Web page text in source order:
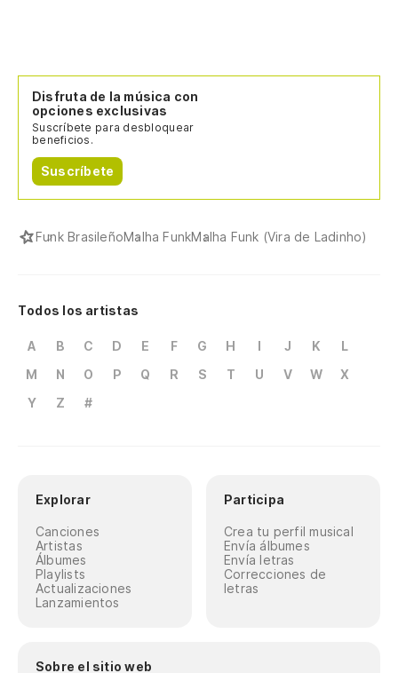
Disfruta de la música con
opciones exclusivas
Suscríbete para desbloquear
beneficios.
Suscríbete
Funk BrasileñoMalha FunkMalha Funk (Vira de Ladinho)
Todos los artistas
A B C D E F G H I J K
L
M
N O P Q R S T U V W
X
Y
Z #
Explorar
Canciones
Artistas
Álbumes
Playlists
Actualizaciones
Lanzamientos
Participa
Crea tu perfil musical
Envía álbumes
Envía letras
Correcciones de
letras
Sobre el sitio web